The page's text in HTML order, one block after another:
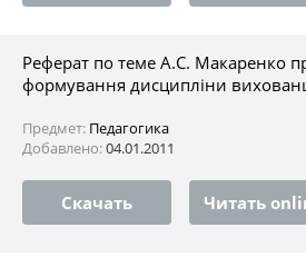
Реферат по теме А.С. Макаренко
формування дисципліни
Предмет: Педагогика
Добавлено:04.01.2011
Скачать Читать